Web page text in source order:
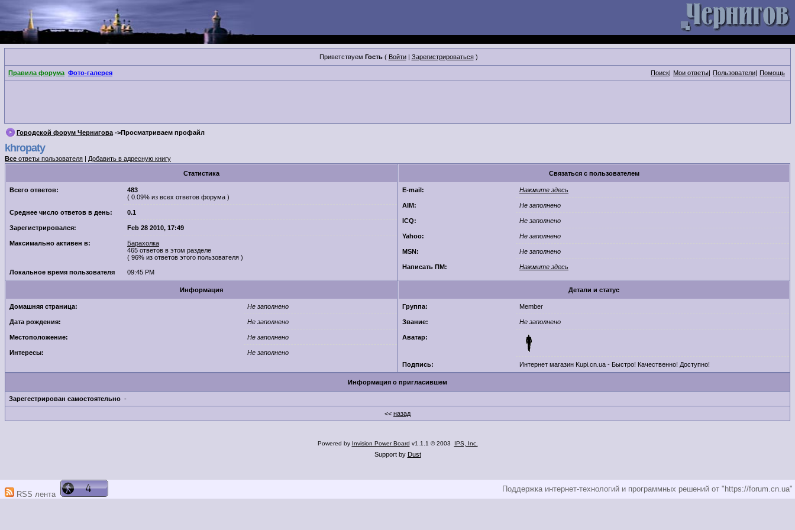
Приветствуем Гость( Войти| Зарегистрироваться)
Правила форума Фото-галерея Поиск| Мои ответы| Пользователи| Помощь
Городской форум Чернигова ->Просматриваем профайл
khropaty
Все ответы пользователя | Добавить в адресную книгу
Cтатистика
Всего ответов:
483
( 0.09% из всех ответов форума )
Среднее число ответов в день: 0.1
Зарегистрировался: Feb 28 2010, 17:49
Максимально активен в:
Барахолка
465 ответов в этом разделе
( 96% из ответов этого пользователя )
Локальное время пользователя 09:45 PM
Связаться с пользователем
E-mail: Нажмите здесь
AIM: Не заполнено
ICQ: Не заполнено
Yahoo: Не заполнено
MSN: Не заполнено
Написать ПМ: Нажмите здесь
Информация
Домашняя страница: Не заполнено
Дата рождения: Не заполнено
Местоположение: Не заполнено
Интересы: Не заполнено
Детали и статус
Группа: Member
Звание: Не заполнено
Аватар:
Подпись: Интернет магазин Kupi.cn.ua - Быстро! Качественно! Доступно!
Информация о приглаcившем
Зарегестрирован самостоятельно -
<< назад
Powered by Invision Power Board v1.1.1 © 2003 IPS, Inc.
Support by Dust
RSS лента
Поддержка интернет-технологий и программных решений от "https://forum.cn.ua"